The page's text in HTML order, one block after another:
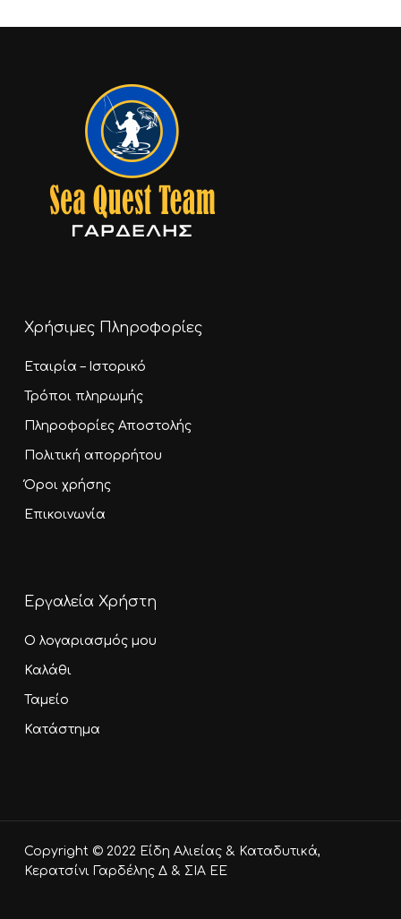
Υποσύνολο: 0,00€
Καλάθι
Χρήσιμες Πληροφορίες
Εταιρία – Ιστορικό
Τρόποι πληρωμής
Πληροφορίες Αποστολής
Πολιτική απορρήτου
Όροι χρήσης
Επικοινωνία
Εργαλεία Χρήστη
Ο λογαριασμός μου
Καλάθι
Ταμείο
Κατάστημα
Copyright © 2022 Είδη Αλιείας & Καταδυτικά,
Κερατσίνι Γαρδέλης Δ & ΣΙΑ ΕΕ